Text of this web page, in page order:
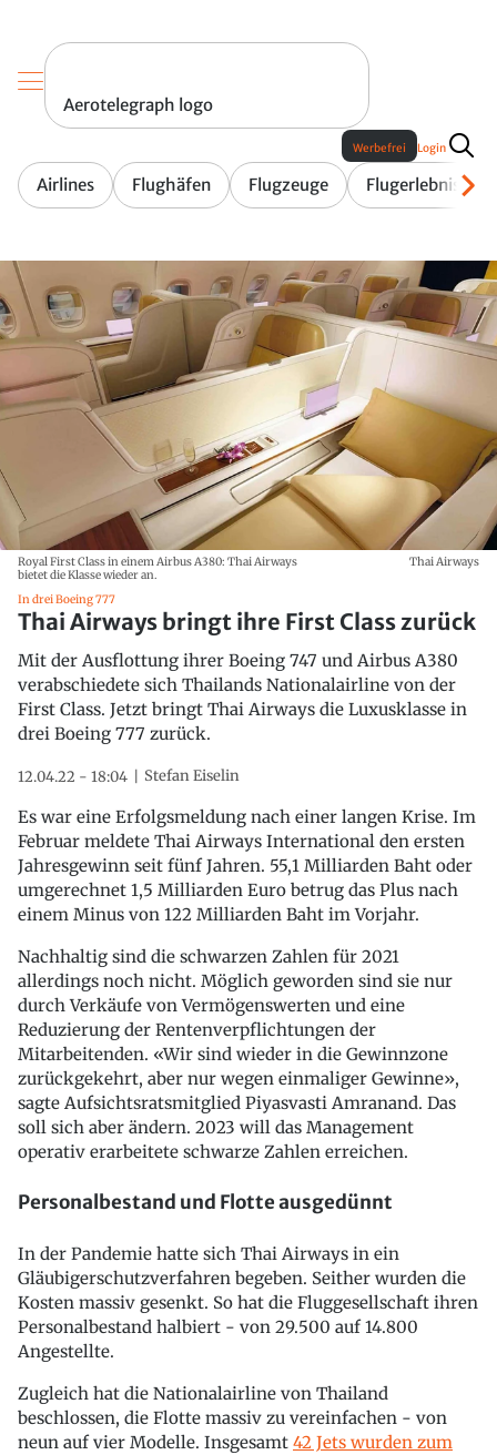
Aerotelegraph logo
Airlines Flughäfen Flugzeuge Flugerlebnis
Werbefrei Login
Royal First Class in einem Airbus A380: Thai Airways
bietet die Klasse wieder an.
Thai Airways
In drei Boeing 777
Thai Airways bringt ihre First Class zurück
Mit der Ausflottung ihrer Boeing 747 und Airbus A380
verabschiedete sich Thailands Nationalairline von der
First Class. Jetzt bringt Thai Airways die Luxusklasse in
drei Boeing 777 zurück.
12.04.22 - 18:04 Stefan Eiselin
Es war eine Erfolgsmeldung nach einer langen Krise. Im
Februar meldete Thai Airways International den ersten
Jahresgewinn seit fünf Jahren. 55,1 Milliarden Baht oder
umgerechnet 1,5 Milliarden Euro betrug das Plus nach
einem Minus von 122 Milliarden Baht im Vorjahr.
Nachhaltig sind die schwarzen Zahlen für 2021
allerdings noch nicht. Möglich geworden sind sie nur
durch Verkäufe von Vermögenswerten und eine
Reduzierung der Rentenverpflichtungen der
Mitarbeitenden. «Wir sind wieder in die Gewinnzone
zurückgekehrt, aber nur wegen einmaliger Gewinne»,
sagte Aufsichtsratsmitglied Piyasvasti Amranand. Das
soll sich aber ändern. 2023 will das Management
operativ erarbeitete schwarze Zahlen erreichen.
Personalbestand und Flotte ausgedünnt
In der Pandemie hatte sich Thai Airways in ein
Gläubigerschutzverfahren begeben. Seither wurden die
Kosten massiv gesenkt. So hat die Fluggesellschaft ihren
Personalbestand halbiert - von 29.500 auf 14.800
Angestellte.
Zugleich hat die Nationalairline von Thailand
beschlossen, die Flotte massiv zu vereinfachen - von
neun auf vier Modelle. Insgesamt 42 Jets wurden zum